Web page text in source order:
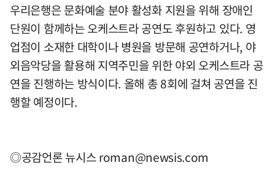
우리은행은 문화예술 분야 활성화 지원을 위해 장애인
단원이 함께하는 오케스트라 공연도 후원하고 있다. 영
업점이 소재한 대학이나 병원을 방문해 공연하거나, 야
외음악당을 활용해 지역주민을 위한 야외 오케스트라 공
연을 진행하는 방식이다. 올해 총 8회에 걸쳐 공연을 진
행할 예정이다.
◎공감언론 뉴시스roman@newsis.com